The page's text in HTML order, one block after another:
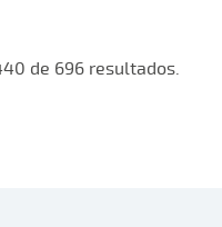
de 696 resultados.